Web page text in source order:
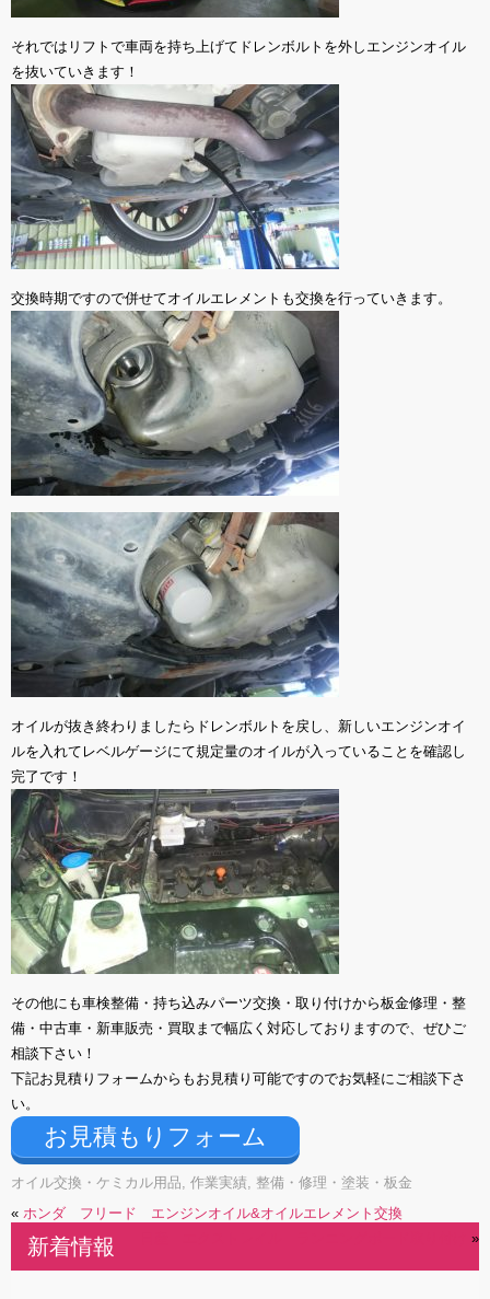
それではリフトで車両を持ち上げてドレンボルトを外しエンジンオイル
を抜いていきます！
交換時期ですので併せてオイルエレメントも交換を行っていきます。
オイルが抜き終わりましたらドレンボルトを戻し、新しいエンジンオイ
ルを入れてレベルゲージにて規定量のオイルが入っていることを確認し
完了です！
その他にも車検整備・持ち込みパーツ交換・取り付けから板金修理・整
備・中古車・新車販売・買取まで幅広く対応しておりますので、ぜひご
相談下さい！
下記お見積りフォームからもお見積り可能ですのでお気軽にご相談下さ
い。
お見積もりフォーム
オイル交換・ケミカル用品, 作業実績, 整備・修理・塗装・板金
« ホンダ フリード エンジンオイル&オイルエレメント交換
»
新着情報